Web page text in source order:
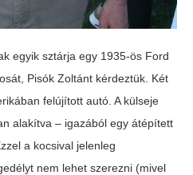
egyik sztárja egy 1935-ös Ford
Pisók Zoltánt kérdeztük. Két
felújított autó. A külseje
alakítva – igazából egy átépített
a kocsival jelenleg
nem lehet szerezni (mivel